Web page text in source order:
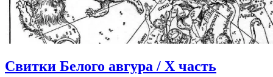
Свитки Белого авгура / X часть